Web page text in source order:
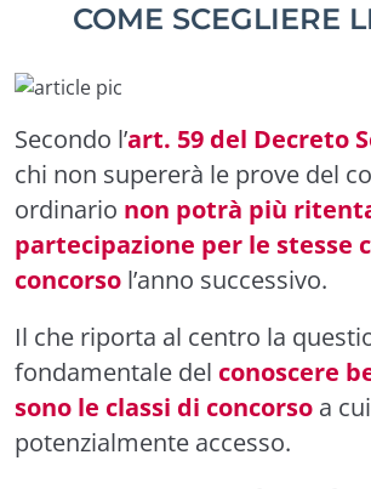
COME SCEGLIERE
Secondo l’art. 59 del Decreto
chi non supererà le prove del
ordinario non potrà più
partecipazione per le stesse
concorso l’anno successivo.
Il che riporta al centro la
fondamentale del conoscere
sono le classi di concorso a
potenzialmente accesso.